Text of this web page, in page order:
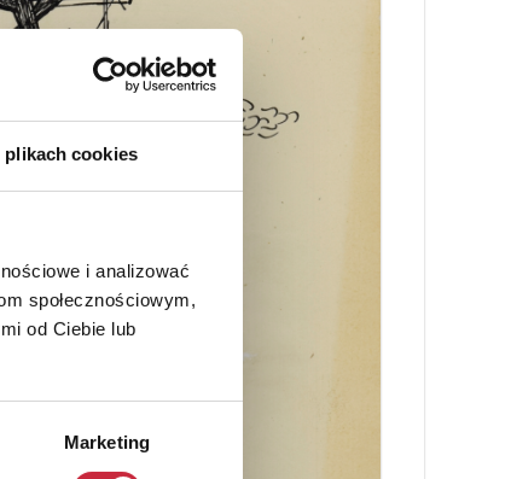
plikach cookies
i analizować
społecznościowym,
od Ciebie lub
Marketing